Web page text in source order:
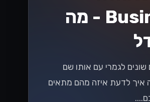
Business - מה
שונים לגמרי עם אותו שם
איך לדעת איזה מהם מתאים